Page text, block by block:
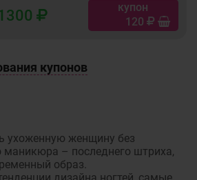
купонов
ухоженную женщину без
маникюра – последнего штриха,
образ.
купон
120